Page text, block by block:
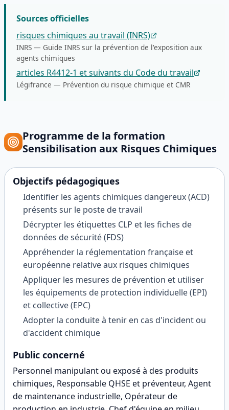
Sources officielles
risques chimiques au travail (INRS)
INRS — Guide INRS sur la prévention de l'exposition aux
agents chimiques
articles R4412-1 et suivants du Code du travail
Légifrance — Prévention du risque chimique et CMR
Programme de la formation
Sensibilisation aux Risques Chimiques
Objectifs pédagogiques
Identifier les agents chimiques dangereux (ACD)
présents sur le poste de travail
Décrypter les étiquettes CLP et les fiches de
données de sécurité (FDS)
Appréhender la réglementation française et
européenne relative aux risques chimiques
Appliquer les mesures de prévention et utiliser
les équipements de protection individuelle (EPI)
et collective (EPC)
Adopter la conduite à tenir en cas d'incident ou
d'accident chimique
Public concerné
Personnel manipulant ou exposé à des produits
chimiques, Responsable QHSE et préventeur, Agent
de maintenance industrielle, Opérateur de